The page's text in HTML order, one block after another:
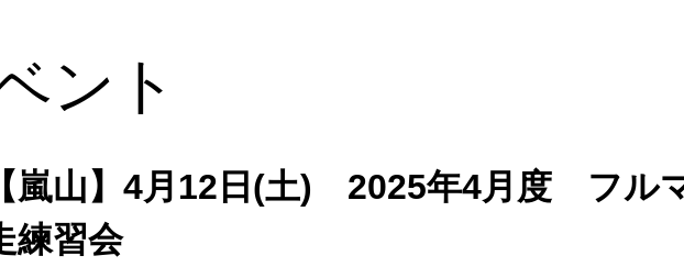
ント
【嵐山】4月12日(土) 2025年4月度 フル
練習会